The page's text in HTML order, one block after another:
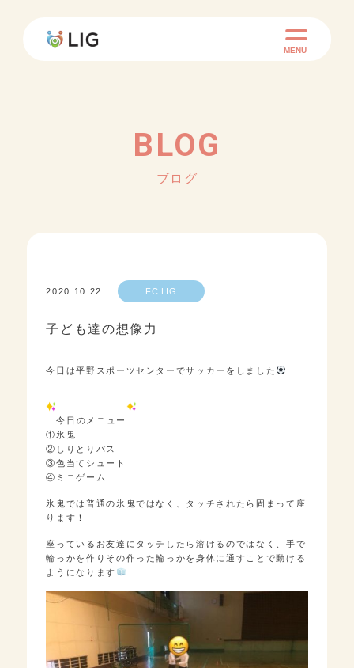
MENU
BLOG
ブログ
2020.10.22 FC.LIG
子ども達の想像力
今日は平野スポーツセンターでサッカーをしました
今日のメニュー
①氷鬼
②しりとりパス
③色当てシュート
④ミニゲーム
氷鬼では普通の氷鬼ではなく、タッチされたら固まって座
ります！
座っているお友達にタッチしたら溶けるのではなく、手で
輪っかを作りその作った輪っかを身体に通すことで動ける
ようになります